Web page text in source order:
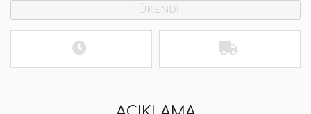
TÜKENDİ